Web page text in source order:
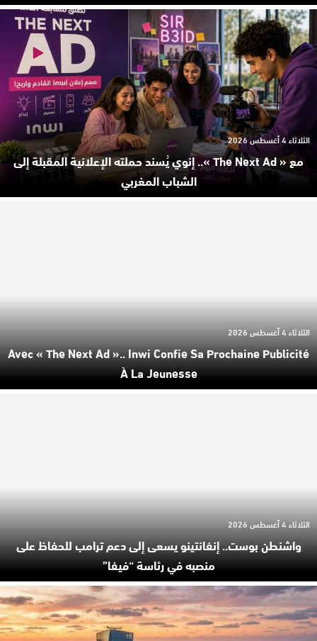
مع « The Next Ad ».. إنوي يُسند حملته الإعلانية المقبلة إلى
الشباب المغربي
الثلاثاء 4 أغسطس 2026
Avec « The Next Ad ».. Inwi Confie Sa Prochaine Publicité
À La Jeunesse
الثلاثاء 4 أغسطس 2026
واشنطن بوست.. إنفانتينو يسعى إلى دعم ترامب للحفاظ على
منصبه في رئاسة “فيفا”
الثلاثاء 4 أغسطس 2026